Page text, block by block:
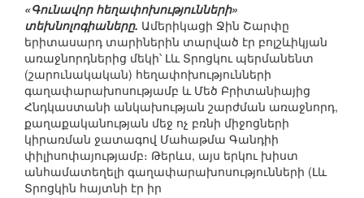
«Գունավոր հեղափոխությունների»
տեխնոլոգիաները. Ամերիկացի Ջին Շարփը
երիտասարդ տարիներին տարված էր բոլշևիկյան
առաջնորդներից մեկի՝ Լև Տրոցկու պերմանենտ
(շարունակական) հեղափոխությունների
գաղափարախոսությամբ և Մեծ Բրիտանիայից
Հնդկաստանի անկախության շարժման առաջնորդ,
քաղաքականության մեջ ոչ բռնի միջոցների
կիրառման ջատագով Մահաթմա Գանդիի
փիլիսոփայությամբ։ Թերևս, այս երկու խիստ
անհամատեղելի գաղափարախոսությունների (Լև
Տրոցկին հայտնի էր իր